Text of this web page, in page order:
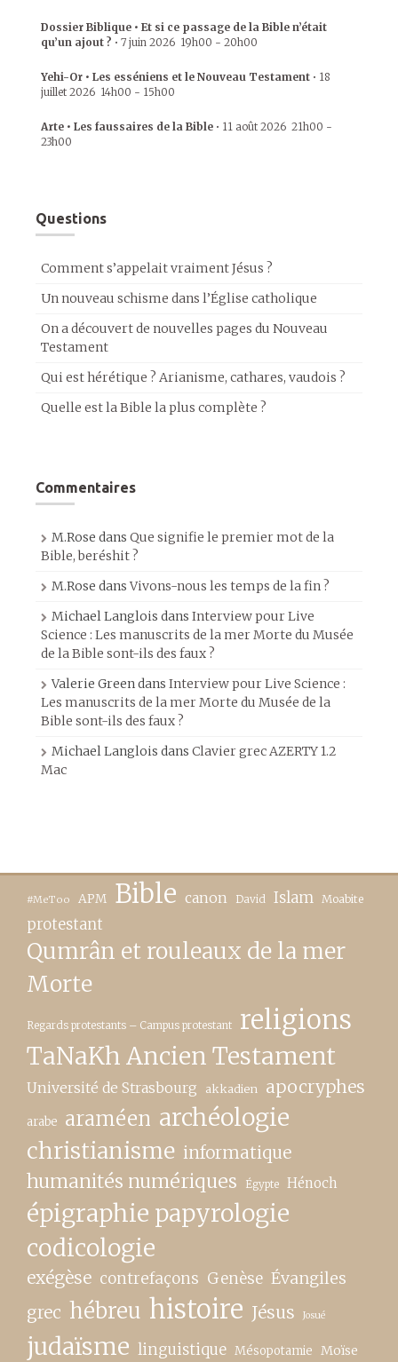
Dossier Biblique • Et si ce passage de la Bible n’était
qu’un ajout ? • 7 juin 2026 19h00 - 20h00
Yehi-Or • Les esséniens et le Nouveau Testament • 18
juillet 2026 14h00 - 15h00
Arte • Les faussaires de la Bible • 11 août 2026 21h00 -
23h00
Questions
Comment s’appelait vraiment Jésus ?
Un nouveau schisme dans l’Église catholique
On a découvert de nouvelles pages du Nouveau
Testament
Qui est hérétique ? Arianisme, cathares, vaudois ?
Quelle est la Bible la plus complète ?
Commentaires
M.Rose dans Que signifie le premier mot de la
Bible, beréshit ?
M.Rose dansVivons-nous les temps de la fin ?
Michael Langlois dans Interview pour Live
Science : Les manuscrits de la mer Morte du Musée
de la Bible sont-ils des faux ?
Valerie Green dans Interview pour Live Science :
Les manuscrits de la mer Morte du Musée de la
Bible sont-ils des faux ?
Michael Langlois dans Clavier grec AZERTY 1.2
Mac
#MeToo APM Bible canon David Islam Moabite
protestant
Qumrân et rouleaux de la mer
Morte
Regards protestants – Campus protestant religions
TaNaKh Ancien Testament
Université de Strasbourg akkadien apocryphes
arabe araméen archéologie
christianisme informatique
humanités numériques Égypte Hénoch
épigraphie papyrologie
codicologie
exégèse contrefaçons Genèse Évangiles
grec hébreu histoire Jésus Josué
judaïsme linguistique Mésopotamie Moïse